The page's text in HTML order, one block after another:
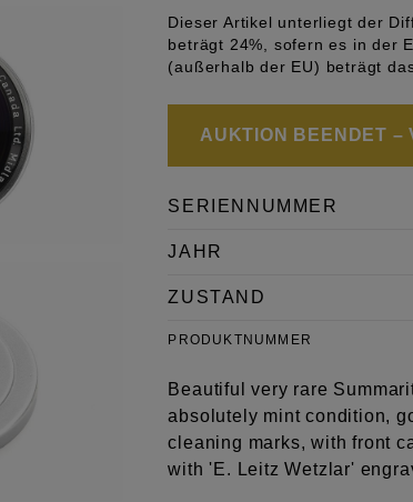
Dieser Artikel unterliegt der
beträgt 24%, sofern es in der
(außerhalb der EU) beträgt
AUKTION BEENDET
SERIENNUMMER
JAHR
ZUSTAND
PRODUKTNUMMER
Beautiful very rare
absolutely mint condition,
cleaning marks, with front
with 'E. Leitz Wetzlar'